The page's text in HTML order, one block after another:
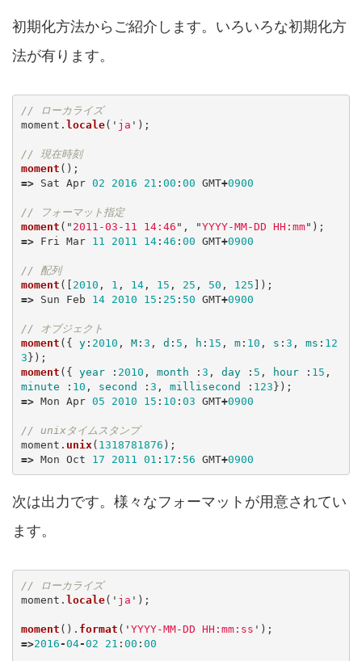
初期化方法からご紹介します。いろいろな初期化方
法が有ります。
// ローカライズ
moment . locale( ' ja ' );
// 現在時刻
moment ();
=>
Sat Apr 02 2016 21 : 00 : 00 GMT+0900
// フォーマット指定
moment ( " 2011-03-11 14:46 " , "YYYY-MM-DD HH:mm" );
=>
Fri Mar 11 2011 14: 46 : 00 GMT+0900
// 配列
moment ([ 2010 , 1 , 14, 15 , 25 , 50 , 125 ]);
=>
Sun Feb 14 2010 15 : 25 : 50 GMT+0900
// オブジェクト
moment ({ y: 2010 , M: 3 , d : 5 , h : 15 , m: 10 , s : 3 , ms : 12
3});
moment ({ year : 2010 , month : 3 , day : 5 , hour : 15 ,
minute
: 10 , second : 3 , millisecond : 123});
=> Mon Apr 05 2010 15 : 10 : 03 GMT+0900
// unixタイムスタンプ
moment . unix ( 1318781876 );
=> Mon Oct 17 2011 01 : 17 : 56 GMT+0900
次は出力です。様々なフォーマットが用意されてい
ます。
// ローカライズ
moment . locale( ' ja ' );
moment (). format ( ' YYYY-MM-DD HH:mm:ss ' );
=>2016 -04-02 21 : 00 : 00